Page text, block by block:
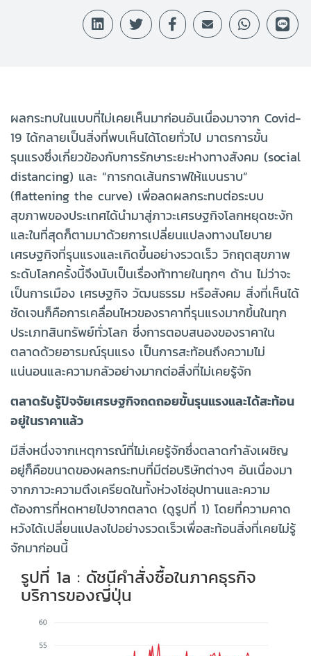
ผลกระทบในแบบที่ไม่เคยเห็นมาก่อนอันเนื่องมาจาก Covid-
19 ได้กลายเป็นสิ่งที่พบเห็นได้โดยทั่วไป มาตรการขั้น
รุนแรงซึ่งเกี่ยวข้องกับการรักษาระยะห่างทางสังคม (social
distancing) และ “การกดเส้นกราฟให้แบนราบ”
(flattening the curve) เพื่อลดผลกระทบต่อระบบ
สุขภาพของประเทศได้นำมาสู่ภาวะเศรษฐกิจโลกหยุดชะงัก
และในที่สุดก็ตามมาด้วยการเปลี่ยนแปลงทางนโยบาย
เศรษฐกิจที่รุนแรงและเกิดขึ้นอย่างรวดเร็ว วิกฤตสุขภาพ
ระดับโลกครั้งนี้จึงนับเป็นเรื่องท้าทายในทุกๆ ด้าน ไม่ว่าจะ
เป็นการเมือง เศรษฐกิจ วัฒนธรรม หรือสังคม สิ่งที่เห็นได้
ชัดเจนก็คือการเคลื่อนไหวของราคาที่รุนแรงมากขึ้นในทุก
ประเภทสินทรัพย์ทั่วโลก ซึ่งการตอบสนองของราคาใน
ตลาดด้วยอารมณ์รุนแรง เป็นการสะท้อนถึงความไม่
แน่นอนและความกลัวอย่างมากต่อสิ่งที่ไม่เคยรู้จัก
ตลาดรับรู้ปัจจัยเศรษฐกิจถดถอยขั้นรุนแรงและได้สะท้อน
อยู่ในราคาแล้ว
มีสิ่งหนึ่งจากเหตุการณ์ที่ไม่เคยรู้จักซึ่งตลาดกำลังเผชิญ
อยู่ก็คือขนาดของผลกระทบที่มีต่อบริษัทต่างๆ อันเนื่องมา
จากภาวะความตึงเครียดในทั้งห่วงโซ่อุปทานและความ
ต้องการที่หดหายไปจากตลาด (ดูรูปที่ 1) โดยที่ความคาด
หวังได้เปลี่ยนแปลงไปอย่างรวดเร็วเพื่อสะท้อนสิ่งที่เคยไม่รู้
จักมาก่อนนี้
รูปที่ 1a : ดัชนีคำสั่งซื้อในภาคธุรกิจ
บริการของญี่ปุ่น